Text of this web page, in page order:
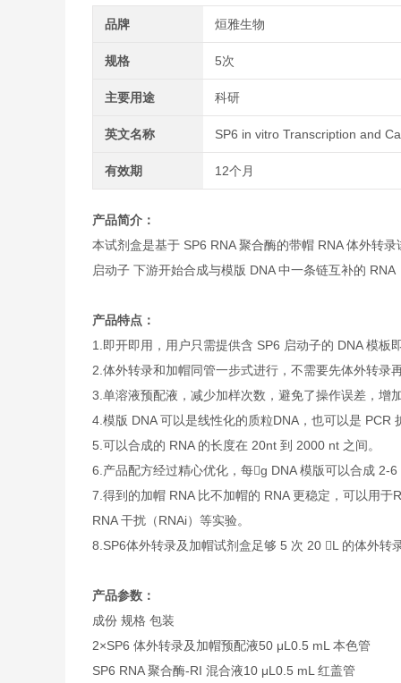
品牌 烜雅生物
规格 5次
主要用途 科研
英文名称 SP6 in vitro Transcription and
有效期 12个月
产品简介：
本试剂盒是基于 SP6 RNA 聚合酶的带帽 RNA 体外转
启动子 下游开始合成与模版 DNA 中一条链互补的
产品特点：
1.即开即用，用户只需提供含 SP6 启动子的 DNA 模板
2.体外转录和加帽同管一步式进行，不需要先体外转录
3.单溶液预配液，减少加样次数，避免了操作误差，增
4.模版 DNA 可以是线性化的质粒DNA，也可以是 PCR
5.可以合成的 RNA 的长度在 20nt 到 2000 nt 之间。
6.产品配方经过精心优化，每g DNA 模版可以合成 2-6
7.得到的加帽 RNA 比不加帽的 RNA 更稳定，可以用
RNA 干扰（RNAi）等实验。
8.SP6体外转录及加帽试剂盒足够 5 次 20 L 的体外转
产品参数：
成份规格 包装
2×SP6 体外转录及加帽预配液50 μL 0.5 mL 本色管
SP6 RNA 聚合酶-RI 混合液10 μL 0.5 mL 红盖管